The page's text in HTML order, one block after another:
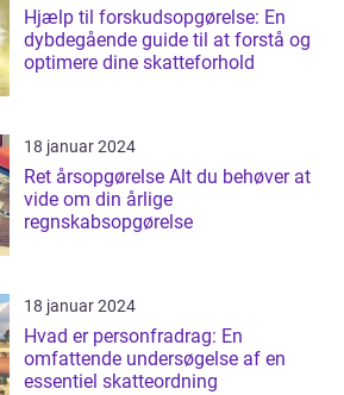
Hjælp til forskudsopgørelse: En
dybdegående guide til at forstå og
optimere dine skatteforhold
18 januar 2024
Ret årsopgørelse Alt du behøver at
vide om din årlige
regnskabsopgørelse
18 januar 2024
Hvad er personfradrag: En
omfattende undersøgelse af en
essentiel skatteordning